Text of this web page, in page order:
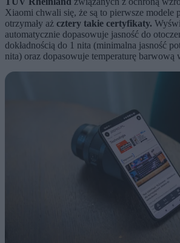
Xiaomi chwali się, że są to pierwsze modele
otrzymały aż cztery takie certyfikaty.
automatycznie dopasowuje jasność do
dokładnością do 1 nita (minimalna jasność
nita) oraz dopasowuje temperaturę barwową